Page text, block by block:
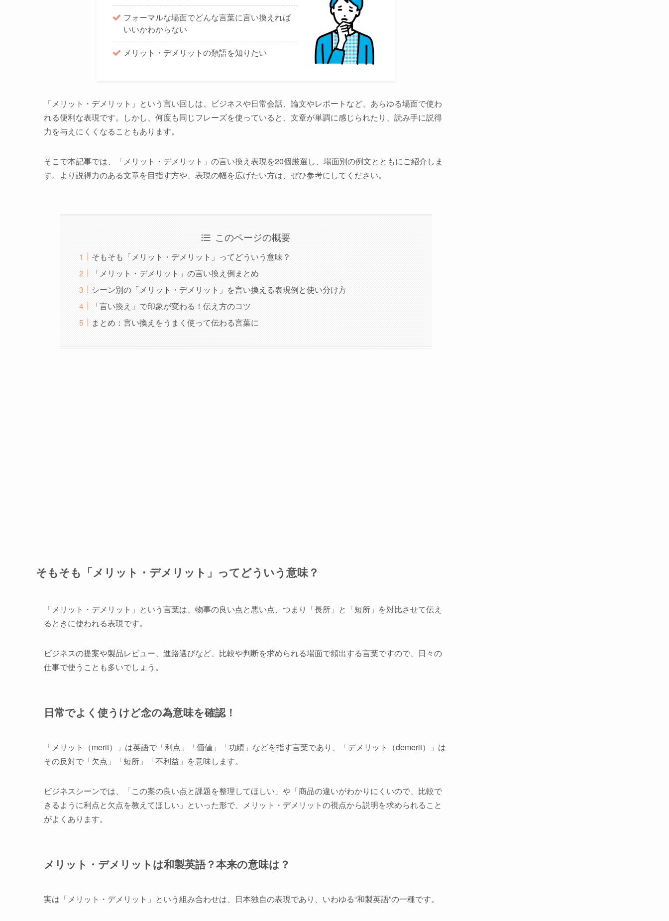
フォーマルな場面でどんな言葉に言い換えれば
いいかわからない
メリット・デメリットの類語を知りたい
「メリット・デメリット」という言い回しは、ビジネスや日常会話、論文やレポートなど、あらゆる場面で使わ
れる便利な表現です。しかし、何度も同じフレーズを使っていると、文章が単調に感じられたり、読み手に説得
力を与えにくくなることもあります。
そこで本記事では、「メリット・デメリット」の言い換え表現を20個厳選し、場面別の例文とともにご紹介しま
す。より説得力のある文章を目指す方や、表現の幅を広げたい方は、ぜひ参考にしてください。
このページの概要
そもそも「メリット・デメリット」ってどういう意味？
「メリット・デメリット」の言い換え例まとめ
シーン別の「メリット・デメリット」を言い換える表現例と使い分け方
「言い換え」で印象が変わる！伝え方のコツ
まとめ：言い換えをうまく使って伝わる言葉に
そもそも「メリット・デメリット」ってどういう意味？
「メリット・デメリット」という言葉は、物事の良い点と悪い点、つまり「長所」と「短所」を対比させて伝え
るときに使われる表現です。
ビジネスの提案や製品レビュー、進路選びなど、比較や判断を求められる場面で頻出する言葉ですので、日々の
仕事で使うことも多いでしょう。
日常でよく使うけど念の為意味を確認！
「メリット（merit）」は英語で「利点」「価値」「功績」などを指す言葉であり、「デメリット（demerit）」は
その反対で「欠点」「短所」「不利益」を意味します。
ビジネスシーンでは、「この案の良い点と課題を整理してほしい」や「商品の違いがわかりにくいので、比較で
きるように利点と欠点を教えてほしい」といった形で、メリット・デメリットの視点から説明を求められること
がよくあります。
メリット・デメリットは和製英語？本来の意味は？
実は「メリット・デメリット」という組み合わせは、日本独自の表現であり、いわゆる“和製英語”の一種です。